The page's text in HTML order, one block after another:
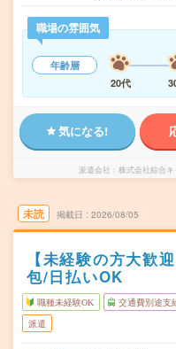
職場の雰囲気
年齢層
20代
気になる!
派遣会社 株式会社綜合
未読 掲載日 2026/08/05
【未経験の方大歓
包/日払いOK
職種未経験OK 交通費別途支
派遣